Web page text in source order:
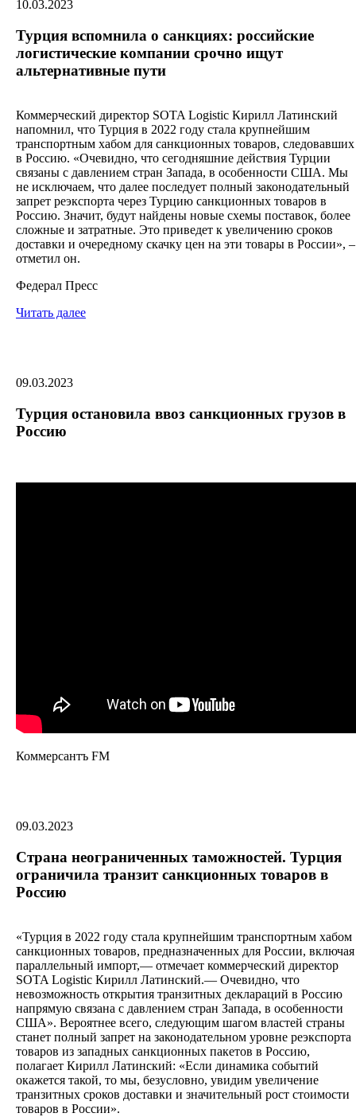
10.03.2023
Турция вспомнила о санкциях: российские
логистические компании срочно ищут
альтернативные пути
Коммерческий директор SOTA Logistic Кирилл Латинский
напомнил, что Турция в 2022 году стала крупнейшим
транспортным хабом для санкционных товаров, следовавших
в Россию. «Очевидно, что сегодняшние действия Турции
связаны с давлением стран Запада, в особенности США. Мы
не исключаем, что далее последует полный законодательный
запрет реэкспорта через Турцию санкционных товаров в
Россию. Значит, будут найдены новые схемы поставок, более
сложные и затратные. Это приведет к увеличению сроков
доставки и очередному скачку цен на эти товары в России», –
отметил он.
Федерал Пресс
Читать далее
09.03.2023
Турция остановила ввоз санкционных грузов в
Россию
Коммерсантъ FM
09.03.2023
Страна неограниченных таможностей. Турция
ограничила транзит санкционных товаров в
Россию
«Турция в 2022 году стала крупнейшим транспортным хабом
санкционных товаров, предназначенных для России, включая
параллельный импорт,— отмечает коммерческий директор
SOTA Logistic Кирилл Латинский.— Очевидно, что
невозможность открытия транзитных деклараций в Россию
напрямую связана с давлением стран Запада, в особенности
США». Вероятнее всего, следующим шагом властей страны
станет полный запрет на законодательном уровне реэкспорта
товаров из западных санкционных пакетов в Россию,
полагает Кирилл Латинский: «Если динамика событий
окажется такой, то мы, безусловно, увидим увеличение
транзитных сроков доставки и значительный рост стоимости
товаров в России».